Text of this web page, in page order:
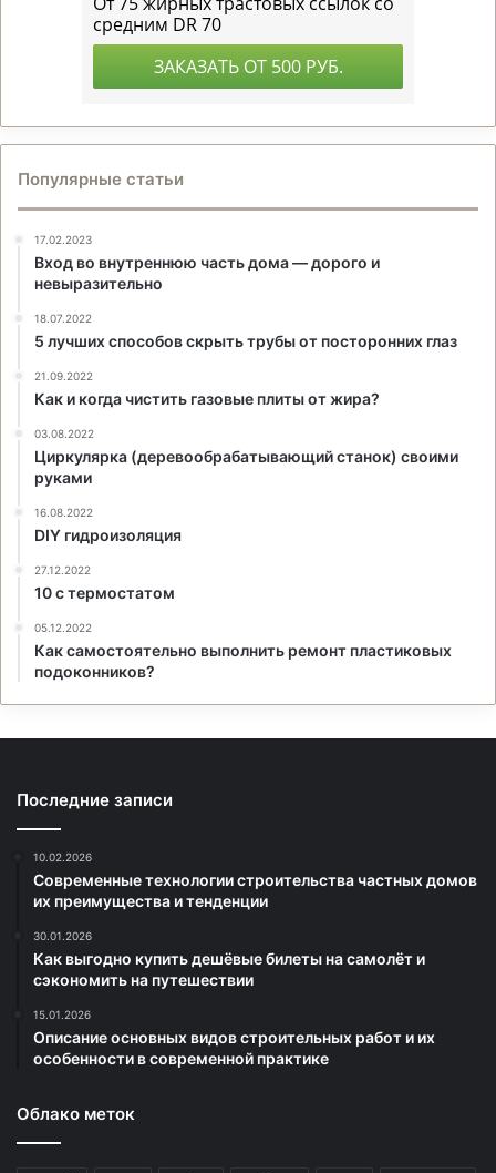
Популярные статьи
17.02.2023
Вход во внутреннюю часть дома — дорого и
невыразительно
18.07.2022
5 лучших способов скрыть трубы от посторонних глаз
21.09.2022
Как и когда чистить газовые плиты от жира?
03.08.2022
Циркулярка (деревообрабатывающий станок) своими
руками
16.08.2022
DIY гидроизоляция
27.12.2022
10 с термостатом
05.12.2022
Как самостоятельно выполнить ремонт пластиковых
подоконников?
Последние записи
10.02.2026
Современные технологии строительства частных домов
их преимущества и тенденции
30.01.2026
Как выгодно купить дешёвые билеты на самолёт и
сэкономить на путешествии
15.01.2026
Описание основных видов строительных работ и их
особенности в современной практике
Облако меток